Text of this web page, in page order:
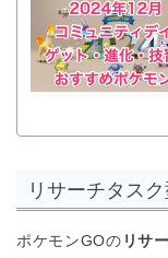
リサーチタス
ポケモンGOの リサ